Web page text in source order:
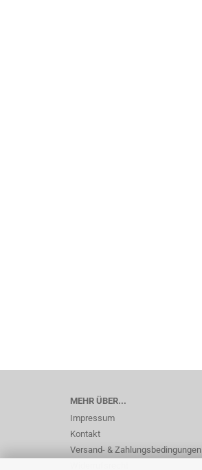
MEHR ÜBER...
Impressum
Kontakt
Versand- & Zahlungsbedingungen